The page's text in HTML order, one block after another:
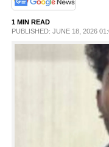
1 MIN READ
PUBLISHED: JUNE 18, 2026